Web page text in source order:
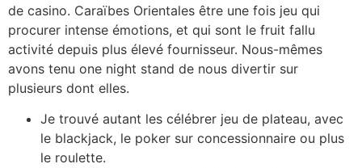
de casino. Caraïbes Orientales être une fois jeu qui
procurer intense émotions, et qui sont le fruit fallu
activité depuis plus élevé fournisseur. Nous-mêmes
avons tenu one night stand de nous divertir sur
plusieurs dont elles.
Je trouvé autant les célébrer jeu de plateau, avec
le blackjack, le poker sur concessionnaire ou plus
le roulette.